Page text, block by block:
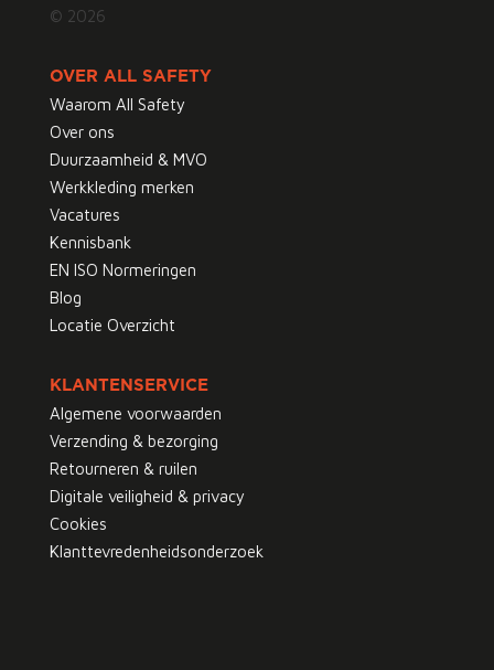
© 2026
OVER ALL SAFETY
Waarom All Safety
Over ons
Duurzaamheid & MVO
Werkkleding merken
Vacatures
Kennisbank
EN ISO Normeringen
Blog
Locatie Overzicht
KLANTENSERVICE
Algemene voorwaarden
Verzending & bezorging
Retourneren & ruilen
Digitale veiligheid & privacy
Cookies
Klanttevredenheidsonderzoek